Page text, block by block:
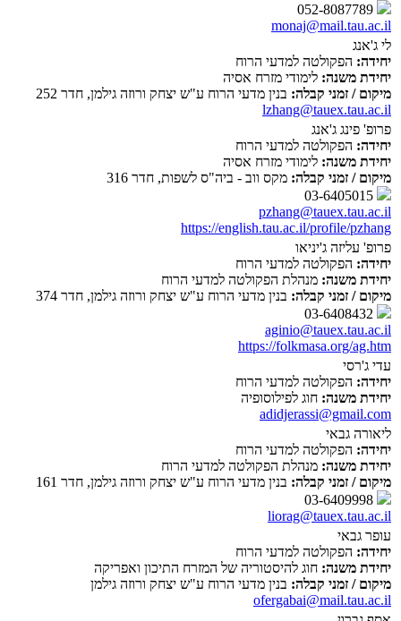
monaj@mail.tau.ac.il
לי ג'אנג
יחידה: הפקולטה למדעי הרוח
יחידת משנה: לימודי מזרח אסיה
מיקום / זמני קבלה: בנין מדעי הרוח ע"ש יצחק ורוזה גילמן, חדר 252
lzhang@tauex.tau.ac.il
פרופ' פינג ג'אנג
יחידה: הפקולטה למדעי הרוח
יחידת משנה: לימודי מזרח אסיה
מיקום / זמני קבלה: מקס ווב - ביה"ס לשפות, חדר 316
pzhang@tauex.tau.ac.il
https://english.tau.ac.il/profile/pzhang
פרופ' עליזה ג'יניאו
יחידה: הפקולטה למדעי הרוח
יחידת משנה: מנהלת הפקולטה למדעי הרוח
מיקום / זמני קבלה: בנין מדעי הרוח ע"ש יצחק ורוזה גילמן, חדר 374
aginio@tauex.tau.ac.il
https://folkmasa.org/ag.htm
עדי ג'רסי
יחידה: הפקולטה למדעי הרוח
יחידת משנה: חוג לפילוסופיה
adidjerassi@gmail.com
ליאורה גבאי
יחידה: הפקולטה למדעי הרוח
יחידת משנה: מנהלת הפקולטה למדעי הרוח
מיקום / זמני קבלה: בנין מדעי הרוח ע"ש יצחק ורוזה גילמן, חדר 161
liorag@tauex.tau.ac.il
עופר גבאי
יחידה: הפקולטה למדעי הרוח
יחידת משנה: חוג להיסטוריה של המזרח התיכון ואפריקה
מיקום / זמני קבלה: בנין מדעי הרוח ע"ש יצחק ורוזה גילמן
ofergabai@mail.tau.ac.il